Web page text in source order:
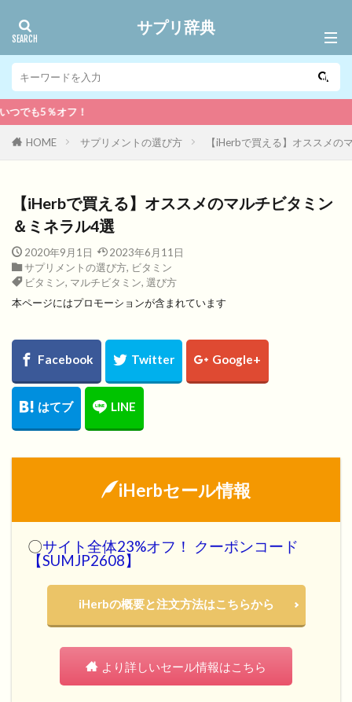
サプリ辞典
HOME サプリメントの選び方 【iHerbで買える】オススメの
【iHerbで買える】オススメのマルチビタミン
＆ミネラル4選
2020年9月1日
2023年6月11日
サプリメントの選び方, ビタミン
ビタミン, マルチビタミン, 選び方
本ページにはプロモーションが含まれています
iHerbセール情報
〇サイト全体23%オフ！ クーポンコード
【SUMJP2608】
iHerbの概要と注文方法はこちらから
より詳しいセール情報はこちら